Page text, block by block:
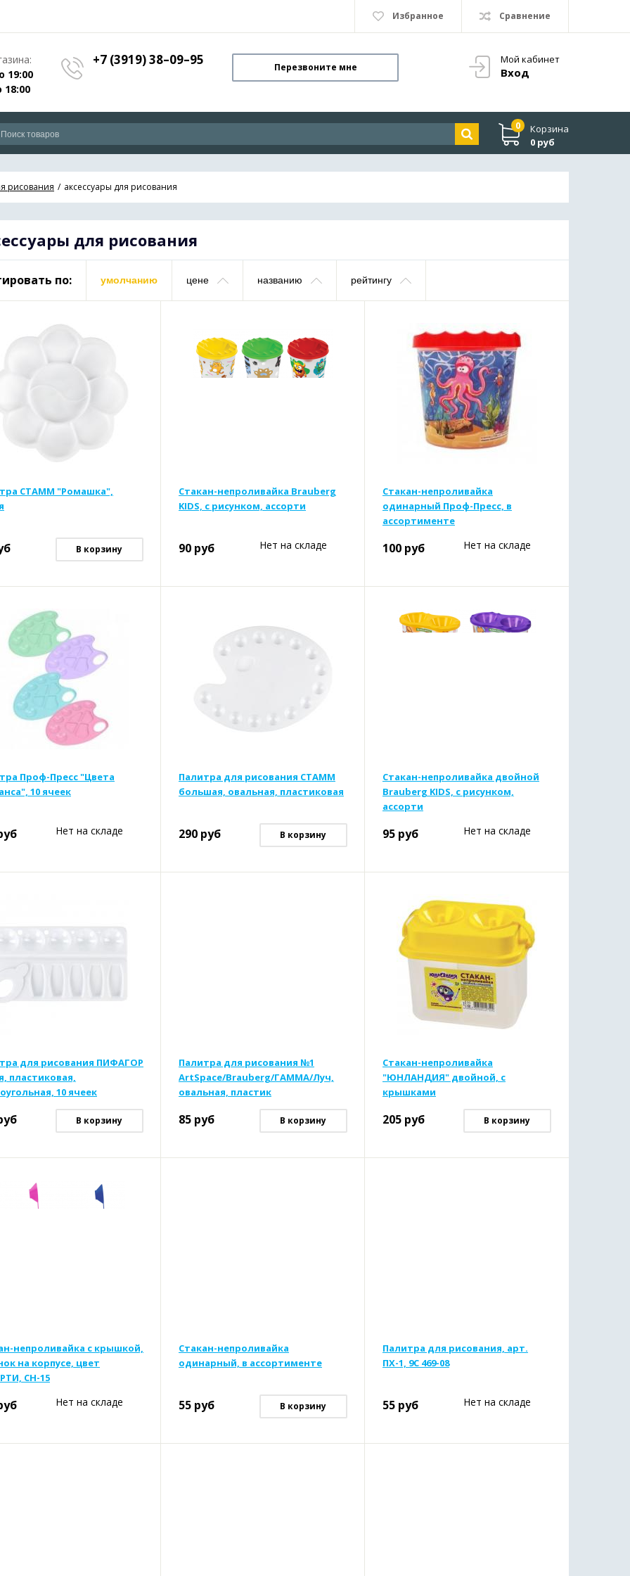
Избранное Сравнение
Мой кабинет
Вход
19:00
18:00
+7 (3919) 38–09–95 Перезвоните мне
0
Корзина
0 руб
рисования аксессуары для рисования
для рисования
по: умолчанию цене названию рейтингу
СТАММ "Ромашка",
В корзину
Стакан-непроливайка Brauberg
KIDS, с рисунком, ассорти
90 руб Нет на складе
Стакан-непроливайка
одинарный Проф-Пресс, в
ассортименте
100 руб Нет на складе
Проф-Пресс "Цвета
10 ячеек
Нет на складе
Палитра для рисования СТАММ
большая, овальная, пластиковая
290 руб В корзину
Стакан-непроливайка двойной
Brauberg KIDS, с рисунком,
ассорти
95 руб Нет на складе
для рисования ПИФАГОР
пластиковая,
10 ячеек
В корзину
Палитра для рисования №1
ArtSpace/Brauberg/ГАММА/Луч,
овальная, пластик
85 руб В корзину
Стакан-непроливайка
"ЮНЛАНДИЯ" двойной, с
крышками
205 руб В корзину
непроливайка с крышкой,
на корпусе, цвет
СН-15
Нет на складе
Стакан-непроливайка
одинарный, в ассортименте
55 руб В корзину
Палитра для рисования, арт.
ПХ-1, 9С 469-08
55 руб Нет на складе